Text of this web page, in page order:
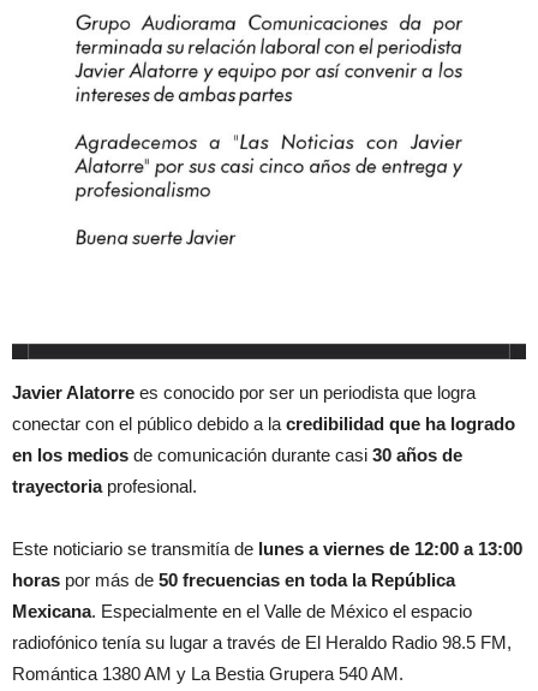
Javier Alatorre es conocido por ser un periodista que logra
conectar con el público debido a la credibilidad que ha logrado
en los medios de comunicación durante casi 30 años de
trayectoriaprofesional.
Este noticiario se transmitía de lunes a viernes de 12:00 a 13:00
horas por más de 50 frecuencias en toda la República
Mexicana. Especialmente en el Valle de México el espacio
radiofónico tenía su lugar a través de El Heraldo Radio 98.5 FM,
Romántica 1380 AM y La Bestia Grupera 540 AM.